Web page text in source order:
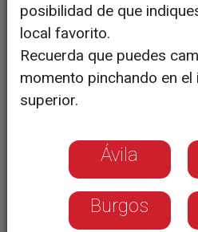
posibilidad de que
local favorito.
Recuerda que puedes
momento pinchando en el
superior.
Ávila
Burgos